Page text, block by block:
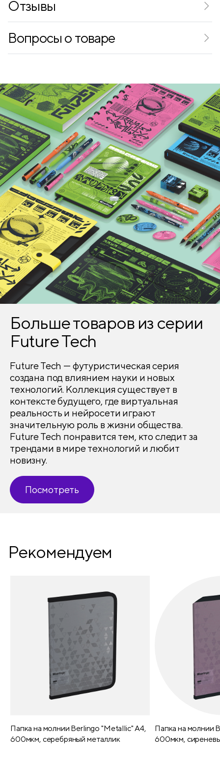
С расширением нет
Отзывы
Вопросы о товаре
Больше товаров из серии
Future Tech
Future Tech — футуристическая серия
создана под влиянием науки и новых
технологий. Коллекция существует в
контексте будущего, где виртуальная
реальность и нейросети играют
значительную роль в жизни общества.
Future Tech понравится тем, кто следит за
трендами в мире технологий и любит
новизну.
Посмотреть
Рекомендуем
Папка на молнии Berlingo "Metallic" А4,
600мкм, серебряный металлик
Папка на молнии
600мкм,